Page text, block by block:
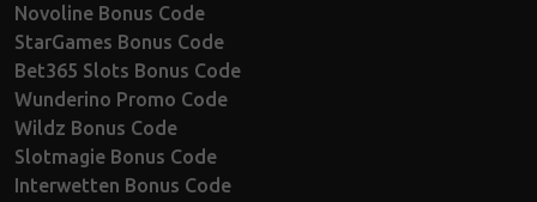
Novoline Bonus Code
StarGames Bonus Code
Bet365 Slots Bonus Code
Wunderino Promo Code
Wildz Bonus Code
Slotmagie Bonus Code
Interwetten Bonus Code